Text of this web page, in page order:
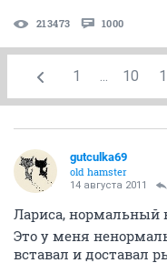
213473 1000
1 ... 10
gutculka69
old hamster
14 августа 2011
Лариса, нормальный
Это у меня
вставал и доставал